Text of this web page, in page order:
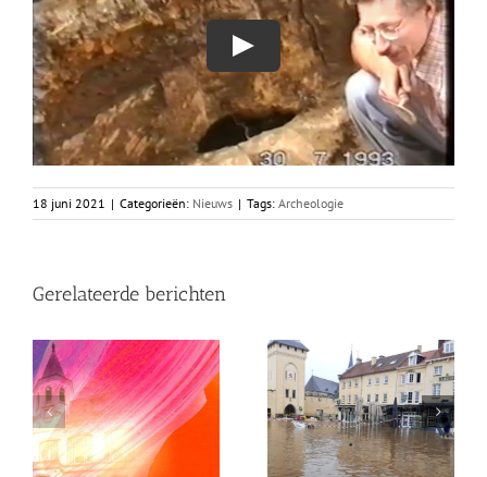
18 juni 2021 | Categorieën: Nieuws | Tags: Archeologie
Gerelateerde berichten